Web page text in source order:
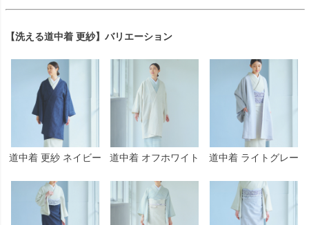
【洗える道中着 更紗】バリエーション
道中着 更紗 ネイビー 道中着 オフホワイト 道中着 ライトグレー